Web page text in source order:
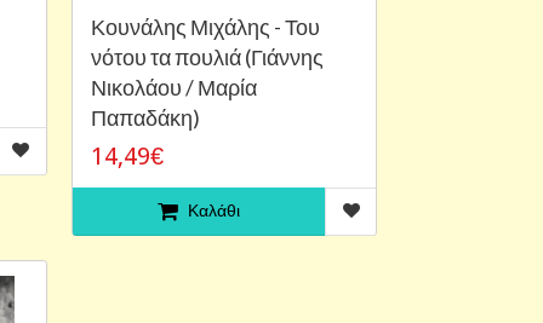
Κουνάλης Μιχάλης - Του
νότου τα πουλιά (Γιάννης
Νικολάου / Μαρία
Παπαδάκη)
14,49€
Καλάθι